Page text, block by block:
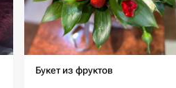
Букет из фруктов